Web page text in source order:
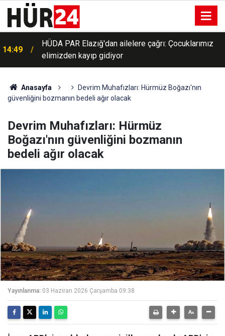
14:49
HÜDA PAR Elazığ'dan ailelere çağrı: Çocuklarımız
elimizden kayıp gidiyor
14:46
Nijerya'da 308 rehine aylar sonra özgürlüğüne
kavuştu
Anasayfa
Devrim Muhafızları: Hürmüz Boğazı'nın
güvenliğini bozmanın bedeli ağır olacak
Devrim Muhafızları: Hürmüz
Boğazı'nın güvenliğini bozmanın
bedeli ağır olacak
Yayınlanma: 03 Haziran 2026 Çarşamba 09:38